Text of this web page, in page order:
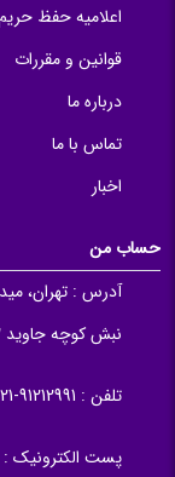
اعلامیه حفظ
قوانین و مقررات
درباره ما
تماس با ما
اخبار
حساب من
آدرس :
نبش کوچه جاوید 2، پلاک 2
تلفن : 91212991-021 , 66413667-021
پست الکترونیک :